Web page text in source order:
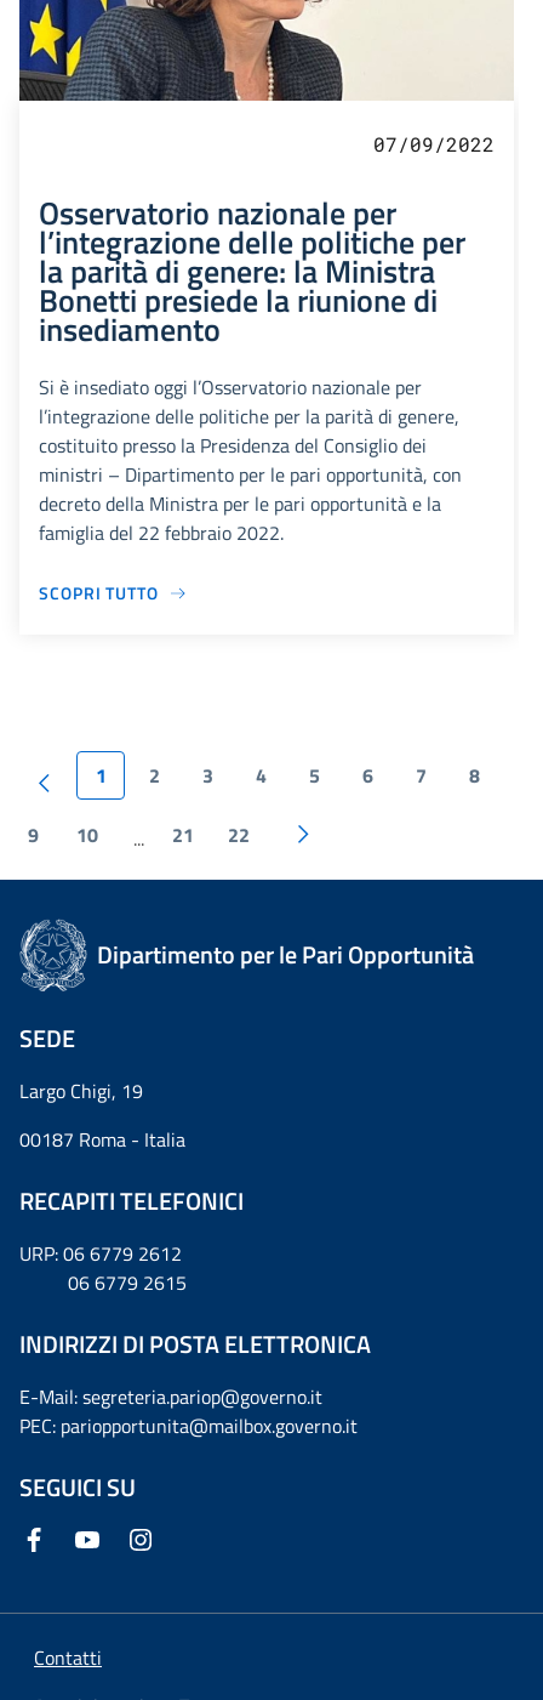
07/09/2022
Osservatorio nazionale per
l’integrazione delle politiche per
la parità di genere: la Ministra
Bonetti presiede la riunione di
insediamento
Si è insediato oggi l’Osservatorio nazionale per
l’integrazione delle politiche per la parità di genere,
costituito presso la Presidenza del Consiglio dei
ministri – Dipartimento per le pari opportunità, con
decreto della Ministra per le pari opportunità e la
famiglia del 22 febbraio 2022.
SCOPRI TUTTO
1 2 3 4 5 6 7 8
9 10 ... 21 22
Dipartimento per le Pari Opportunità
SEDE
Largo Chigi, 19
00187 Roma - Italia
RECAPITI TELEFONICI
URP: 06 6779 2612
06 6779 2615
INDIRIZZI DI POSTA ELETTRONICA
E-Mail: segreteria.pariop@governo.it
PEC: pariopportunita@mailbox.governo.it
SEGUICI SU
Contatti